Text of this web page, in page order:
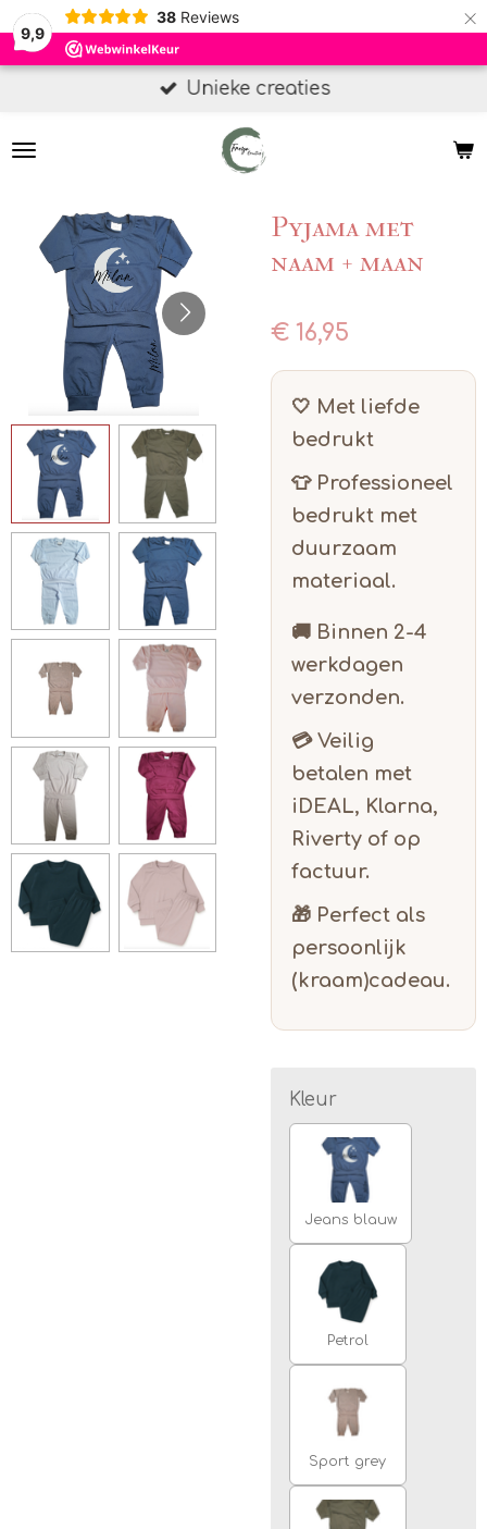
9,9
38 Reviews ×
Unieke creaties
Pyjama met
naam + maan
€ 16,95
🤍 Met liefde
bedrukt
👕 Professioneel
bedrukt met
duurzaam
materiaal.
🚚 Binnen 2-4
werkdagen
verzonden.
💳 Veilig
betalen met
iDEAL, Klarna,
Riverty of op
factuur.
🎁 Perfect als
persoonlijk
(kraam)cadeau.
Kleur
Jeans blauw
Petrol
Sport grey